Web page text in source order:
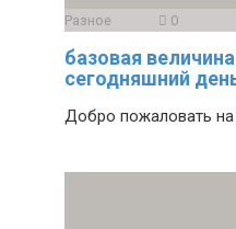
Разное 0
базовая
сегодняшний
Добро пожаловать на